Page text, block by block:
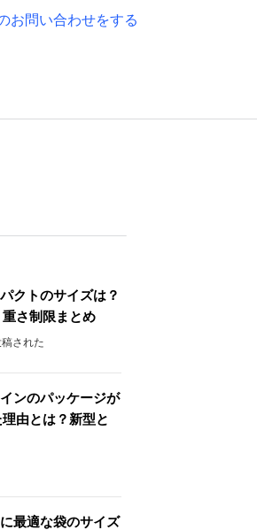
お問い合わせをする
クトのサイズは？
さ制限まとめ
された
ンのパッケージが
由とは？新型と
最適な袋のサイズ